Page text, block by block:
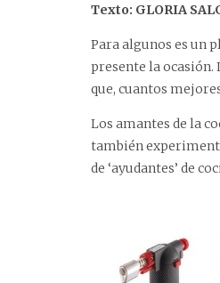
Texto: GLORIA
Para algunos es un
presente la ocasión.
que, cuantos
Los amantes de la
también
de ‘ayudantes’ de